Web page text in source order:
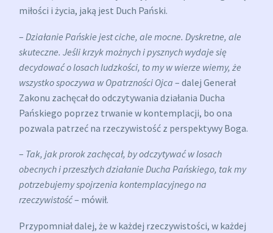
miłości i życia, jaką jest Duch Pański.
– Działanie Pańskie jest ciche, ale mocne. Dyskretne, ale
skuteczne. Jeśli krzyk możnych i pysznych wydaje się
decydować o losach ludzkości, to my w wierze wiemy, że
wszystko spoczywa w Opatrzności Ojca – dalej Generał
Zakonu zachęcał do odczytywania działania Ducha
Pańskiego poprzez trwanie w kontemplacji, bo ona
pozwala patrzeć na rzeczywistość z perspektywy Boga.
– Tak, jak prorok zachęcał, by odczytywać w losach
obecnych i przeszłych działanie Ducha Pańskiego, tak my
potrzebujemy spojrzenia kontemplacyjnego na
rzeczywistość– mówił.
Przypomniał dalej, że w każdej rzeczywistości, w każdej